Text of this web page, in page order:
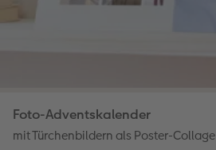
Foto-Adventskalender
mit Türchenbildern als Poster-Collage